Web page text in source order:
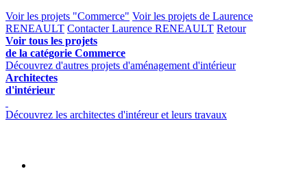
Voir les projets "Commerce" Voir les projets de Laurence
RENEAULT Contacter Laurence RENEAULT Retour
Voir tous les projets
de la catégorie Commerce
Découvrez d'autres projets d'aménagement d'intérieur
Architectes
d'intérieur
Découvrez les architectes d'intéreur et leurs travaux